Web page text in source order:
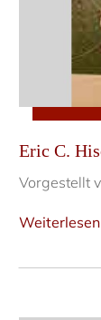
Eric C.
Vorgestellt
Weiterlesen